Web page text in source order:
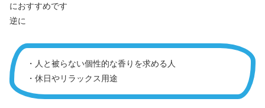
におすすめです
逆に
・人と被らない個性的な香りを求める人
・休日やリラックス用途